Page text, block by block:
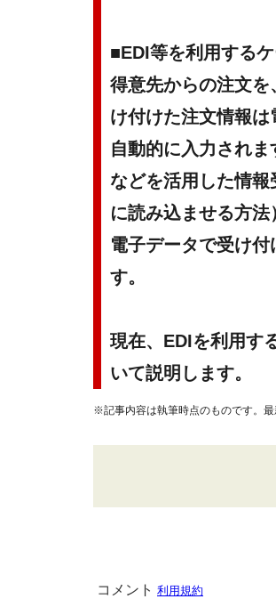
■EDI等を利用する
得意先からの注文
け付けた注文情報
自動的に入力され
などを活用した情
に読み込ませる方法
電子データで受け
す。
現在、EDIを利用す
いて説明します。
※記事内容は執筆時点のものです。最